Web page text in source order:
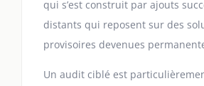
qui s’est construit par ajouts
distants qui reposent sur des
provisoires devenues
Un audit ciblé est